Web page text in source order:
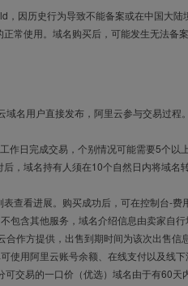
因历史行为导致不能备案或在中国大
常使用。域名购买后，可能发生无法
域名用户直接发布，阿里云参与交易过
日完成交易，个别情况可能需要5个以上
，域名持有人须在10个自然日内将域
查看进展。购买成功后，可在控制台-费
包含其他服务，域名介绍信息由卖家自行
合作方提供，出售到期时间为该次出售
使用阿里云账号余额、在线支付以及线
交易的一口价（优选）域名由于有60